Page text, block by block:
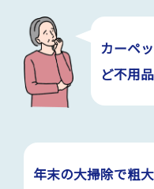
カーペ
ど不用
年末の大掃除で粗